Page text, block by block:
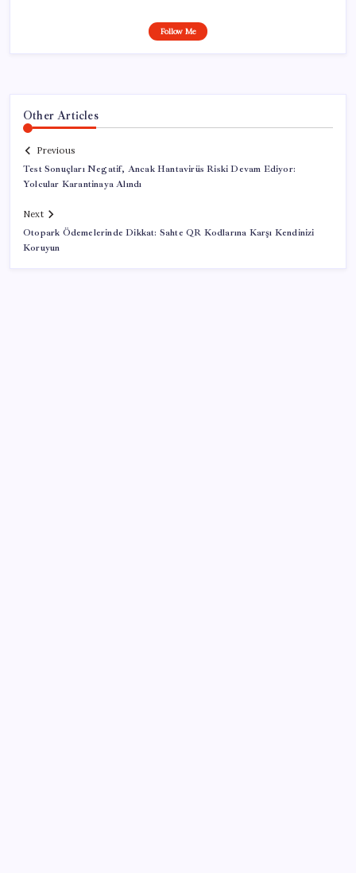
Follow Me
Other Articles
Previous
Test Sonuçları Negatif, Ancak Hantavirüs Riski Devam Ediyor:
Yolcular Karantinaya Alındı
Next
Otopark Ödemelerinde Dikkat: Sahte QR Kodlarına Karşı Kendinizi
Koruyun